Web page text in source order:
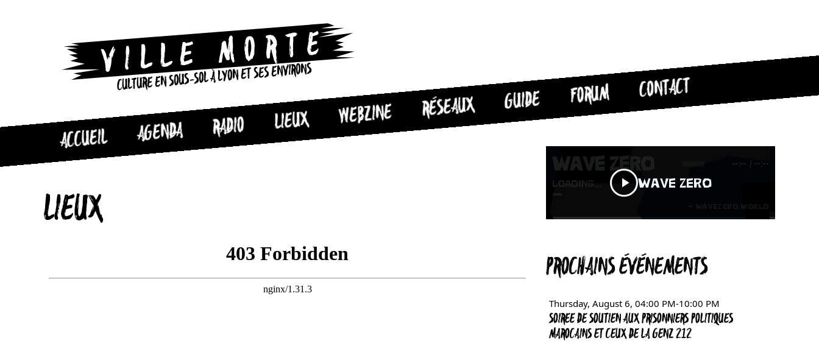
CULTURE EN SOUS-SOL À LYON ET SES ENVIRONS
ACCUEIL AGENDA RADIO LIEUX WEBZINE RÉSEAUX GUIDE FORUM CONTACT
LIEUX
PROCHAINS ÉVÉNEMENTS